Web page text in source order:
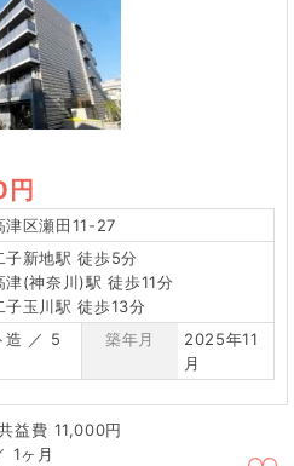
津区瀬田11-27
子新地駅 徒歩5分
津(神奈川)駅 徒歩11分
玉川駅 徒歩13分
造 ／ 5
築年月
2025年11
月
11,000円
1ヶ月